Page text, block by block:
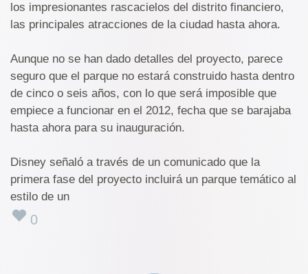
los impresionantes rascacielos del distrito financiero,
las principales atracciones de la ciudad hasta ahora.
Aunque no se han dado detalles del proyecto, parece
seguro que el parque no estará construido hasta dentro
de cinco o seis años, con lo que será imposible que
empiece a funcionar en el 2012, fecha que se barajaba
hasta ahora para su inauguración.
Disney señaló a través de un comunicado que la
primera fase del proyecto incluirá un parque temático al
estilo de un
0